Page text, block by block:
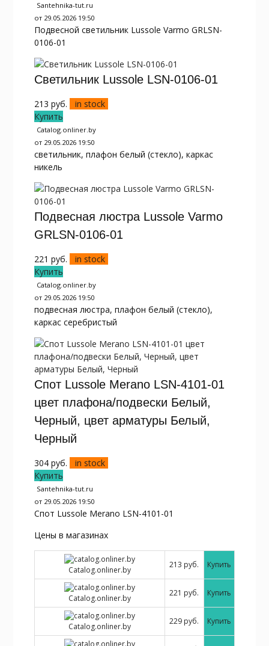
Santehnika-tut.ru
от 29.05.2026 19:50
Подвесной светильник Lussole Varmo GRLSN-
0106-01
Светильник Lussole LSN-0106-01
213 руб.
in stock
Купить
Catalog.onliner.by
от 29.05.2026 19:50
светильник, плафон белый (стекло), каркас
никель
Подвесная люстра Lussole Varmo
GRLSN-0106-01
221 руб.
in stock
Купить
Catalog.onliner.by
от 29.05.2026 19:50
подвесная люстра, плафон белый (стекло),
каркас серебристый
Спот Lussole Merano LSN-4101-01
цвет плафона/подвески Белый,
Черный, цвет арматуры Белый,
Черный
304 руб.
in stock
Купить
Santehnika-tut.ru
от 29.05.2026 19:50
Спот Lussole Merano LSN-4101-01
Цены в магазинах
Catalog.onliner.by
213 руб. Купить
Catalog.onliner.by
221 руб. Купить
Catalog.onliner.by
229 руб. Купить